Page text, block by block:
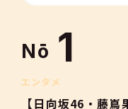
Nō 1
2
エンタメ
【日向坂46・藤